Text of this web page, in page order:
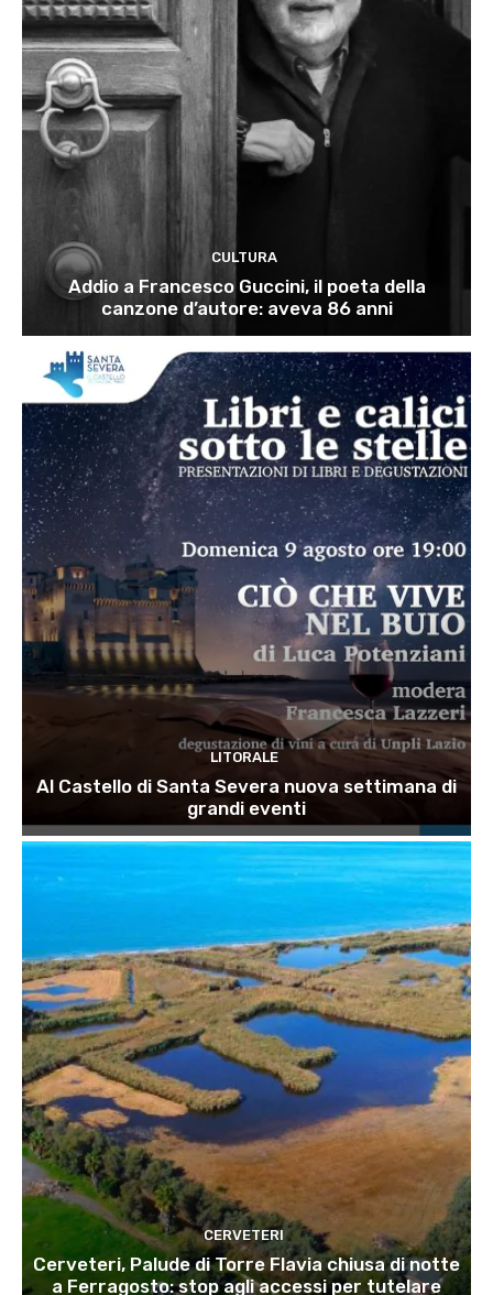
CULTURA
Addio a Francesco Guccini, il poeta della
canzone d’autore: aveva 86 anni
LITORALE
Al Castello di Santa Severa nuova settimana di
grandi eventi
CERVETERI
Cerveteri, Palude di Torre Flavia chiusa di notte
a Ferragosto: stop agli accessi per tutelare